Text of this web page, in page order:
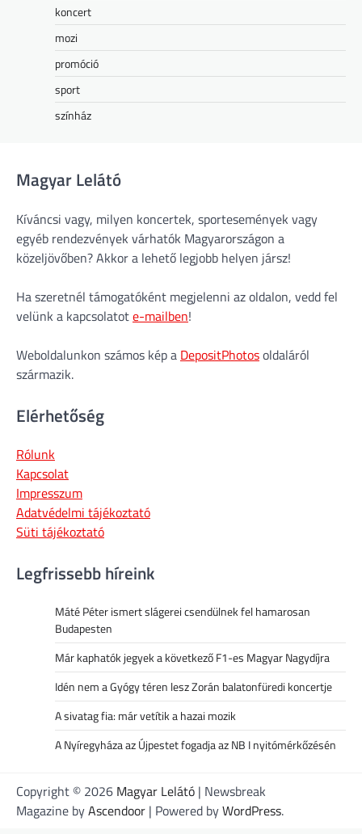
koncert
mozi
promóció
sport
színház
Magyar Lelátó
Kíváncsi vagy, milyen koncertek, sportesemények vagy
egyéb rendezvények várhatók Magyarországon a
közeljövőben? Akkor a lehető legjobb helyen jársz!
Ha szeretnél támogatóként megjelenni az oldalon, vedd fel
velünk a kapcsolatote-mailben!
Weboldalunkon számos kép a DepositPhotosoldaláról
származik.
Elérhetőség
Rólunk
Kapcsolat
Impresszum
Adatvédelmi tájékoztató
Süti tájékoztató
Legfrissebb híreink
Máté Péter ismert slágerei csendülnek fel hamarosan
Budapesten
Már kaphatók jegyek a következő F1-es Magyar Nagydíjra
Idén nem a Gyógy téren lesz Zorán balatonfüredi koncertje
A sivatag fia: már vetítik a hazai mozik
A Nyíregyháza az Újpestet fogadja az NB I nyitómérkőzésén
Copyright © 2026 Magyar Lelátó | Newsbreak
Magazine byAscendoor | Powered byWordPress.